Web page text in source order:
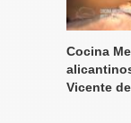
Cocina
Vicente